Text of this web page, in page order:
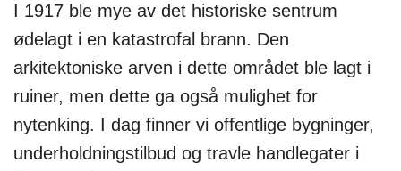
I 1917 ble mye av det historiske sentrum
ødelagt i en katastrofal brann. Den
arkitektoniske arven i dette området ble lagt i
ruiner, men dette ga også mulighet for
nytenking. I dag finner vi offentlige bygninger,
underholdningstilbud og travle handlegater i